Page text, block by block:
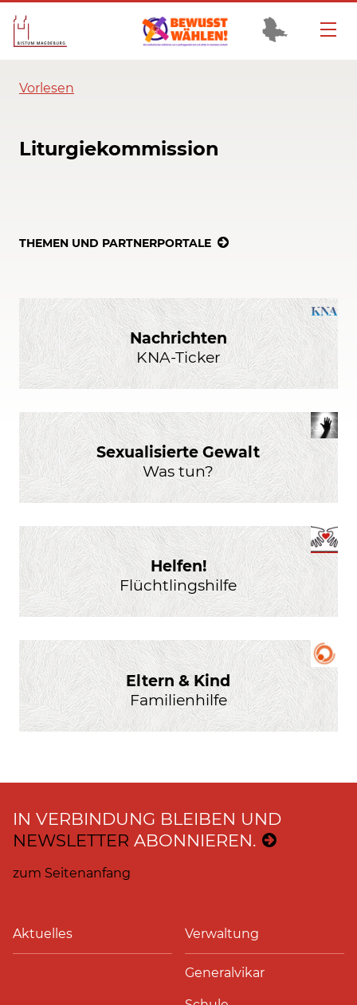
Vorlesen
Liturgiekommission
THEMEN UND PARTNERPORTALE
Nachrichten
KNA-Ticker
Sexualisierte Gewalt
Was tun?
Helfen!
Flüchtlingshilfe
Eltern & Kind
Familienhilfe
IN VERBINDUNG BLEIBEN UND
NEWSLETTER ABONNIEREN.
zum Seitenanfang
Aktuelles Verwaltung
Generalvikar